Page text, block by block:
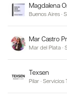
Magdalena
Buenos Aires ·
Mar Castro
Mar del Plata ·
Texsen
Pilar · Servicios